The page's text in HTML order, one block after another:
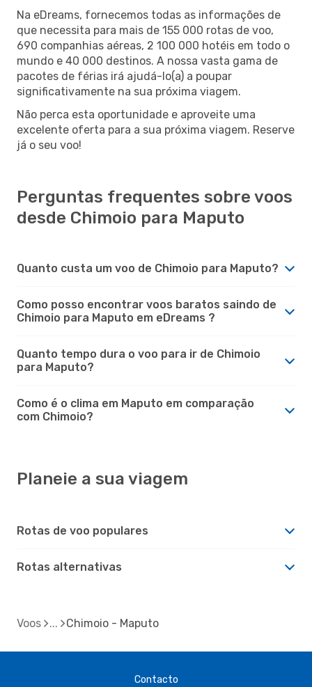
Na eDreams, fornecemos todas as informações de
que necessita para mais de 155 000 rotas de voo,
690 companhias aéreas, 2 100 000 hotéis em todo o
mundo e 40 000 destinos. A nossa vasta gama de
pacotes de férias irá ajudá-lo(a) a poupar
significativamente na sua próxima viagem.
Não perca esta oportunidade e aproveite uma
excelente oferta para a sua próxima viagem. Reserve
já o seu voo!
Perguntas frequentes sobre voos
desde Chimoio para Maputo
Quanto custa um voo de Chimoio para Maputo?
Como posso encontrar voos baratos saindo de
Chimoio para Maputo em eDreams ?
Quanto tempo dura o voo para ir de Chimoio
para Maputo?
Como é o clima em Maputo em comparação
com Chimoio?
Planeie a sua viagem
Rotas de voo populares
Rotas alternativas
Voos Chimoio - Maputo
Contacto